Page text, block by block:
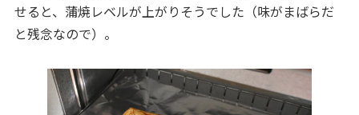
せると、蒲焼レベルが上がりそうでした（味がまばらだ
と残念なので）。